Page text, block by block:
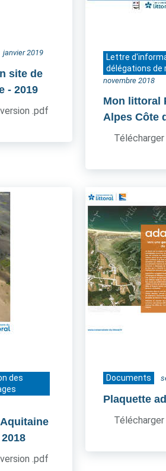
janvier 2019
site de
- 2019
.pdf
Lettre
délégations de
novembre 2018
Mon littoral
Alpes Côte
des
.pdf
Documents
Plaquette